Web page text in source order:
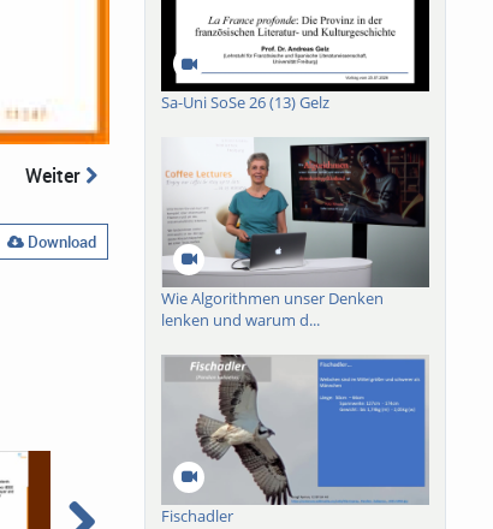
Weiter
Download
Sa-Uni SoSe 26 (13) Gelz
Wie Algorithmen unser Denken
lenken und warum d...
Fischadler